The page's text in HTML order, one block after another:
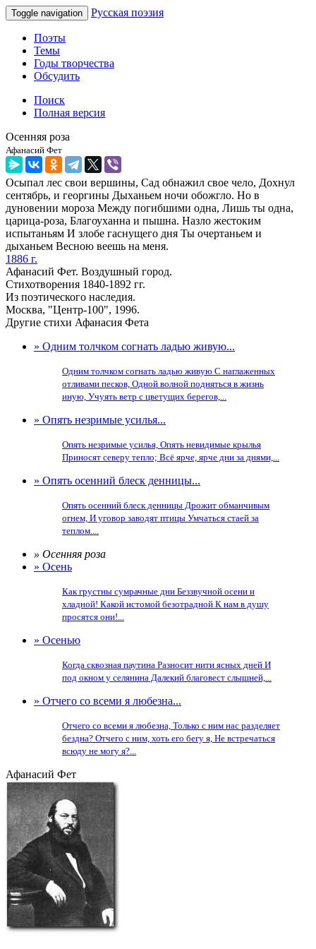
Toggle navigation Русская поэзия
Поэты
Темы
Годы творчества
Обсудить
Поиск
Полная версия
Осенняя роза
Афанасий Фет
Осыпал лес свои вершины, Сад обнажил свое чело, Дохнул
сентябрь, и георгины Дыханьем ночи обожгло. Но в
дуновении мороза Между погибшими одна, Лишь ты одна,
царица-роза, Благоуханна и пышна. Назло жестоким
испытаньям И злобе гаснущего дня Ты очертаньем и
дыханьем Весною веешь на меня.
1886 г.
Афанасий Фет. Воздушный город.
Стихотворения 1840-1892 гг.
Из поэтического наследия.
Москва, "Центр-100", 1996.
Другие стихи Афанасия Фета
» Одним толчком согнать ладью живую...
Одним толчком согнать ладью живую С наглаженных
отливами песков, Одной волной подняться в жизнь
иную, Учуять ветр с цветущих берегов,...
» Опять незримые усилья...
Опять незримые усилья, Опять невидимые крылья
Приносят северу тепло; Всё ярче, ярче дни за днями,...
» Опять осенний блеск денницы...
Опять осенний блеск денницы Дрожит обманчивым
огнем, И уговор заводят птицы Умчаться стаей за
теплом....
» Осенняя роза
» Осень
Как грустны сумрачные дни Беззвучной осени и
хладной! Какой истомой безотрадной К нам в душу
просятся они!...
» Осенью
Когда сквозная паутина Разносит нити ясных дней И
под окном у селянина Далекий благовест слышней,...
» Отчего со всеми я любезна...
Отчего со всеми я любезна, Только с ним нас разделяет
бездна? Отчего с ним, хоть его бегу я, Не встречаться
всюду не могу я?...
Афанасий Фет